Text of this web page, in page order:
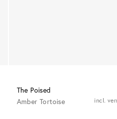
The Poised
Amber Tortoise
incl.